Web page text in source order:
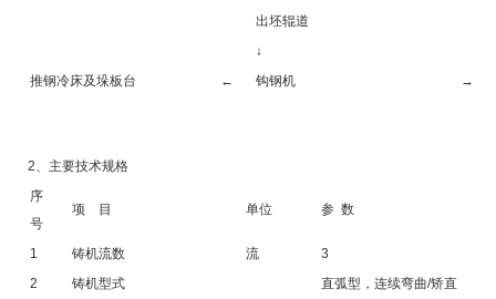
出坯辊道
↓
推钢冷床及垛板台
← 钩钢机 →
2、主要技术规格
序
号
项 目 单位 参 数
1 铸机流数 流
3
2
铸机型式
直弧型，连续弯曲/矫直